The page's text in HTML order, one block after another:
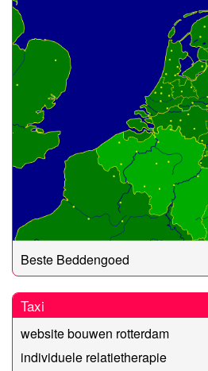
Beste Beddengoed
Taxi
website bouwen rotterdam
individuele relatietherapie